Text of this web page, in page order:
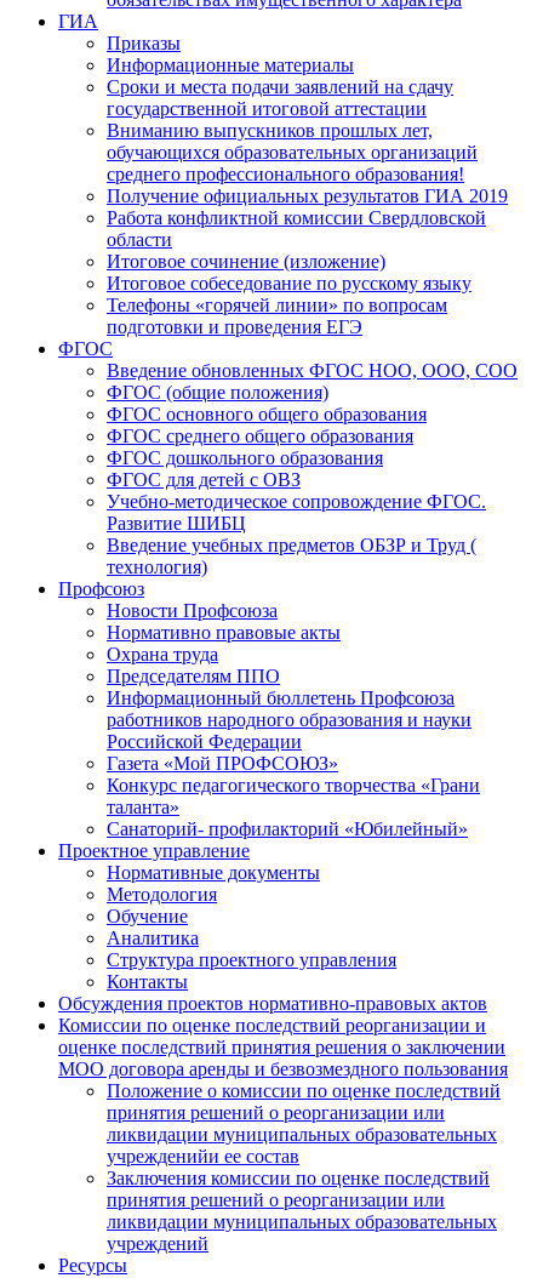
ГИА
Приказы
Информационные материалы
Сроки и места подачи заявлений на сдачу
государственной итоговой аттестации
Вниманию выпускников прошлых лет,
обучающихся образовательных организаций
среднего профессионального образования!
Получение официальных результатов ГИА 2019
Работа конфликтной комиссии Свердловской
области
Итоговое сочинение (изложение)
Итоговое собеседование по русскому языку
Телефоны «горячей линии» по вопросам
подготовки и проведения ЕГЭ
ФГОС
Введение обновленных ФГОС НОО, ООО, СОО
ФГОС (общие положения)
ФГОС основного общего образования
ФГОС среднего общего образования
ФГОС дошкольного образования
ФГОС для детей с ОВЗ
Учебно-методическое сопровождение ФГОС.
Развитие ШИБЦ
Введение учебных предметов ОБЗР и Труд (
технология)
Профсоюз
Новости Профсоюза
Нормативно правовые акты
Охрана труда
Председателям ППО
Информационный бюллетень Профсоюза
работников народного образования и науки
Российской Федерации
Газета «Мой ПРОФСОЮЗ»
Конкурс педагогического творчества «Грани
таланта»
Санаторий- профилакторий «Юбилейный»
Проектное управление
Нормативные документы
Методология
Обучение
Аналитика
Структура проектного управления
Контакты
Обсуждения проектов нормативно-правовых актов
Комиссии по оценке последствий реорганизации и
оценке последствий принятия решения о заключении
МОО договора аренды и безвозмездного пользования
Положение о комиссии по оценке последствий
принятия решений о реорганизации или
ликвидации муниципальных образовательных
учрежденийи ее состав
Заключения комиссии по оценке последствий
принятия решений о реорганизации или
ликвидации муниципальных образовательных
учреждений
Ресурсы